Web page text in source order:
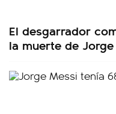
El desgarrador
la muerte de